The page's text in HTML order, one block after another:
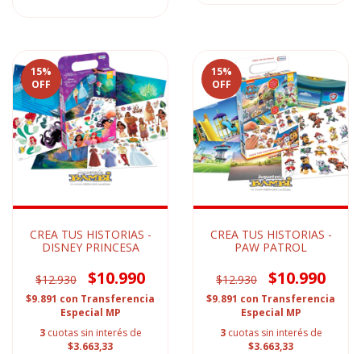
15%
OFF
CREA TUS HISTORIAS -
DISNEY PRINCESA
$12.930 $10.990
$9.891 con Transferencia
Especial MP
3 cuotas sin interés de
$3.663,33
15%
OFF
CREA TUS HISTORIAS -
PAW PATROL
$12.930 $10.990
$9.891 con Transferencia
Especial MP
3 cuotas sin interés de
$3.663,33